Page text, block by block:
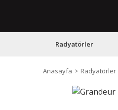
Radyatörler
Anasayfa Radyatörler